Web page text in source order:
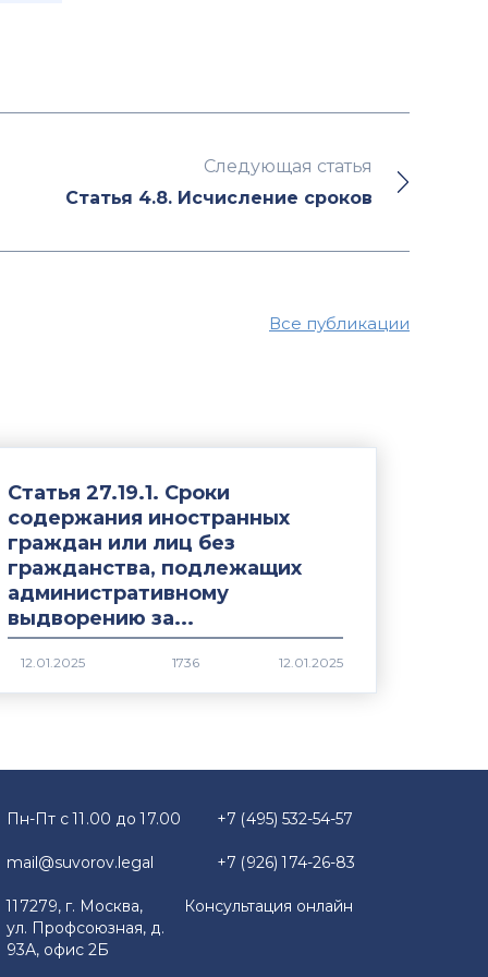
Следующая статья
Статья 4.8. Исчисление сроков
Все публикации
Статья 27.19.1. Сроки
содержания иностранных
граждан или лиц без
гражданства, подлежащих
административному
выдворению за...
1736
Пн-Пт с 11.00 до 17.00
mail@suvorov.legal
117279, г. Москва,
ул. Профсоюзная, д.
93А, офис 2Б
+7 (495) 532-54-57
+7 (926) 174-26-83
Консультация онлайн